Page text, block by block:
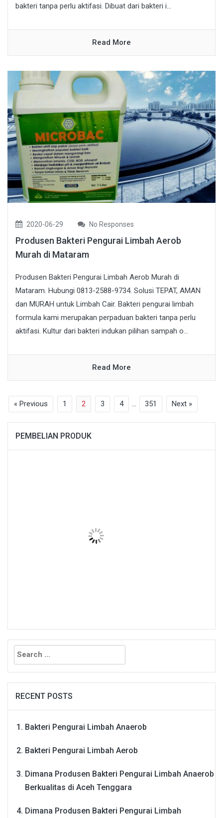
bakteri tanpa perlu aktifasi. Dibuat dari bakteri i...
Read More
2020-06-29 No Responses
Produsen Bakteri Pengurai Limbah Aerob
Murah di Mataram
Produsen Bakteri Pengurai Limbah Aerob Murah di
Mataram. Hubungi 0813-2588-9734. Solusi TEPAT, AMAN
dan MURAH untuk Limbah Cair. Bakteri pengurai limbah
formula kami merupakan perpaduan bakteri tanpa perlu
aktifasi. Kultur dari bakteri indukan pilihan sampah o...
Read More
« Previous 1 2 3 4 … 351 Next »
PEMBELIAN PRODUK
Search
for:
RECENT POSTS
Bakteri Pengurai Limbah Anaerob
Bakteri Pengurai Limbah Aerob
Dimana Produsen Bakteri Pengurai Limbah Anaerob
Berkualitas di Aceh Tenggara
Dimana Produsen Bakteri Pengurai Limbah